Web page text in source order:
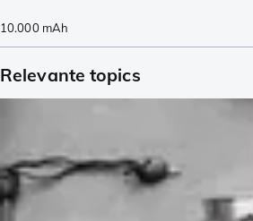
10.000mAh
Relevante topics